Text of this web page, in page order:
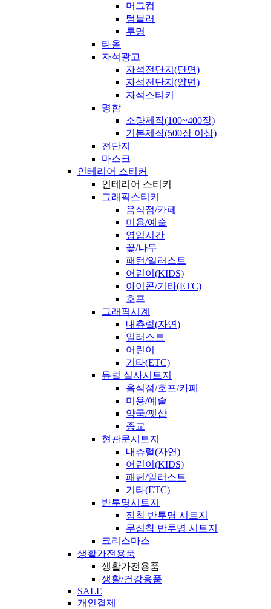
머그컵
텀블러
투명
타올
자석광고
자석전단지(단면)
자석전단지(양면)
자석스티커
명함
소량제작(100~400장)
기본제작(500장 이상)
전단지
마스크
인테리어 스티커
인테리어 스티커
그래픽스티커
음식점/카페
미용/예술
영업시간
꽃/나무
패턴/일러스트
어린이(KIDS)
아이콘/기타(ETC)
호프
그래픽시계
내츄럴(자연)
일러스트
어린이
기타(ETC)
뮤럴 실사시트지
음식점/호프/카페
미용/예술
약국/펫샵
종교
현관문시트지
내츄럴(자연)
어린이(KIDS)
패턴/일러스트
기타(ETC)
반투명시트지
점착 반투명 시트지
무점착 반투명 시트지
크리스마스
생활가전용품
생활가전용품
생활/건강용품
SALE
개인결제